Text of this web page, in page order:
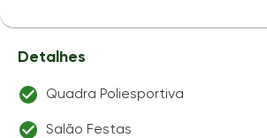
Detalhes
Quadra Poliesportiva
Salão Festas